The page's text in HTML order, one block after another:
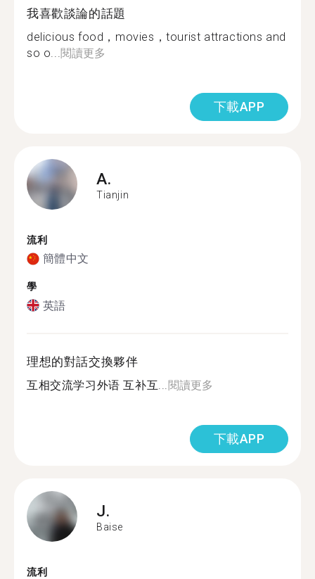
我喜歡談論的話題
delicious food，movies，tourist attractions and
so o... 閱讀更多
下載APP
A.
Tianjin
流利
簡體中文
學
英語
理想的對話交換夥伴
互相交流学习外语 互补互... 閱讀更多
下載APP
J.
Baise
流利